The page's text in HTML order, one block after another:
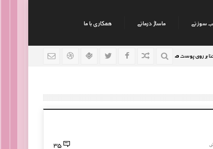
سوزنی ماساژ درمانی همکاری با ما
پوست صورت 9 سال قبل نکات جالب روانشناسی 9 سال قبل
35